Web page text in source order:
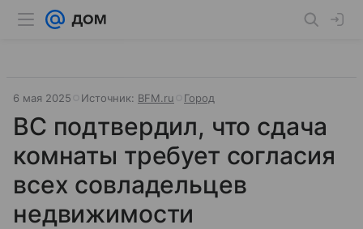
6 мая 2025 Источник: BFM.ru Город
ВС подтвердил, что сдача
комнаты требует согласия
всех совладельцев
недвижимости